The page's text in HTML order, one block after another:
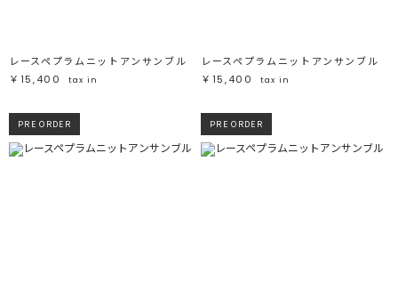
レースペプラムニットアンサンブル
￥15,400
tax in
レースペプラムニットアンサンブル
￥15,400
tax in
PRE ORDER PRE ORDER